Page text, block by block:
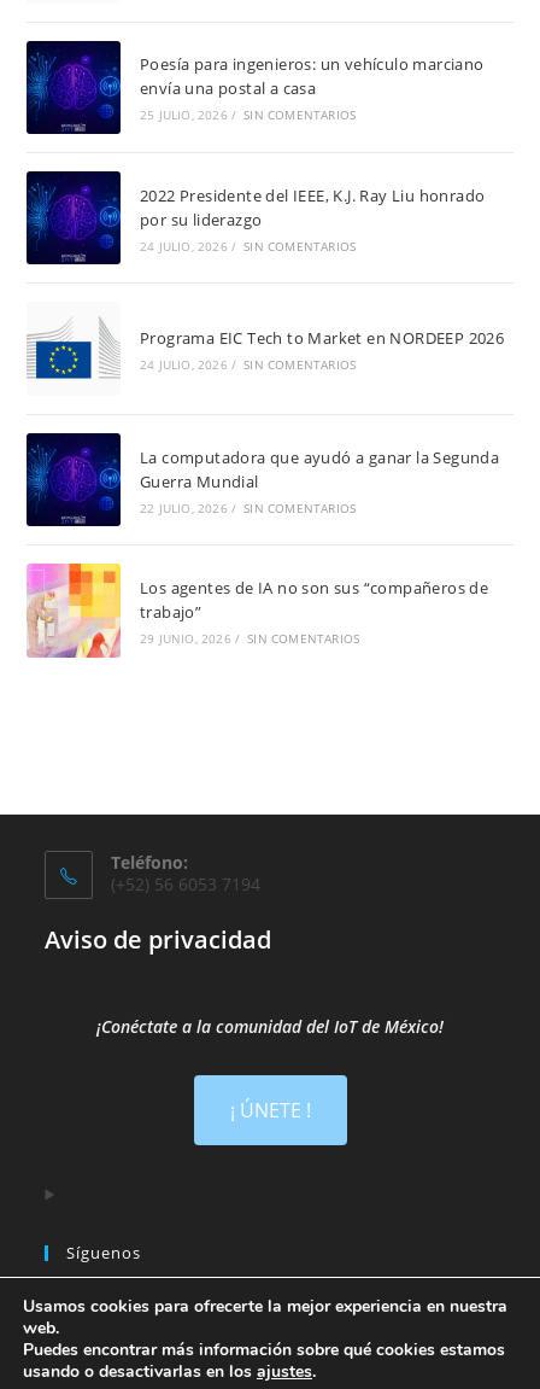
Poesía para ingenieros: un vehículo marciano
envía una postal a casa
25 JULIO, 2026 / SIN COMENTARIOS
2022 Presidente del IEEE, K.J. Ray Liu honrado
por su liderazgo
24 JULIO, 2026 / SIN COMENTARIOS
Programa EIC Tech to Market en NORDEEP 2026
24 JULIO, 2026 / SIN COMENTARIOS
La computadora que ayudó a ganar la Segunda
Guerra Mundial
22 JULIO, 2026 / SIN COMENTARIOS
Los agentes de IA no son sus “compañeros de
trabajo”
29 JUNIO, 2026 / SIN COMENTARIOS
Teléfono:
(+52) 56 6053 7194
Aviso de privacidad
¡Conéctate a la comunidad del IoT de México!​
¡ ÚNETE !
Síguenos
Usamos cookies para ofrecerte la mejor experiencia en nuestra
web.
Puedes encontrar más información sobre qué cookies estamos
usando o desactivarlas en los ajustes.